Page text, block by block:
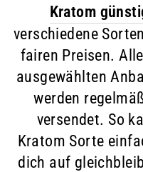
Kratom
verschiedene
fairen Preisen.
ausgewählten
werden
versendet. So
Kratom Sorte
dich auf